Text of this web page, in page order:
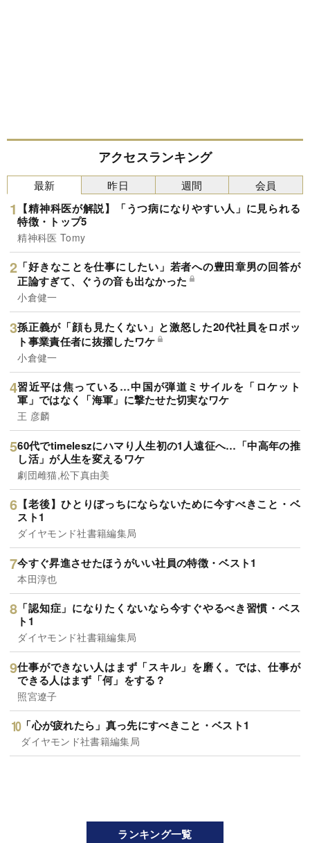
アクセスランキング
最新
【精神科医が解説】「うつ病になりやすい人」に見られる
特徴・トップ5
精神科医 Tomy
「好きなことを仕事にしたい」若者への豊田章男の回答が
正論すぎて、ぐうの音も出なかった
小倉健一
孫正義が「顔も見たくない」と激怒した20代社員をロボッ
ト事業責任者に抜擢したワケ
小倉健一
習近平は焦っている…中国が弾道ミサイルを「ロケット
軍」ではなく「海軍」に撃たせた切実なワケ
王 彦麟
60代でtimeleszにハマり人生初の1人遠征へ…「中高年の推
し活」が人生を変えるワケ
劇団雌猫,松下真由美
【老後】ひとりぼっちにならないために今すべきこと・ベ
スト1
ダイヤモンド社書籍編集局
今すぐ昇進させたほうがいい社員の特徴・ベスト1
本田淳也
「認知症」になりたくないなら今すぐやるべき習慣・ベス
ト1
ダイヤモンド社書籍編集局
仕事ができない人はまず「スキル」を磨く。では、仕事が
できる人はまず「何」をする？
照宮遼子
「心が疲れたら」真っ先にすべきこと・ベスト1
ダイヤモンド社書籍編集局
昨日 週間 会員
ランキング一覧